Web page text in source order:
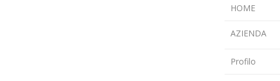
HOME
AZIENDA
Profilo